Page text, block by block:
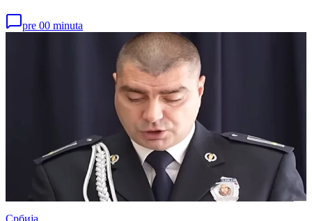
pre 00 minuta
Србија